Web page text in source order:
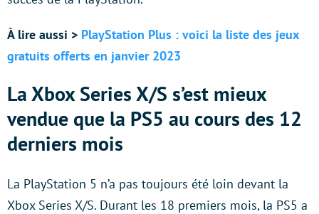
À lire aussi > PlayStation Plus : voici la liste des jeux
gratuits offerts en janvier 2023
La Xbox Series X/S s’est mieux
vendue que la PS5 au cours des 12
derniers mois
La PlayStation 5 n’a pas toujours été loin devant la
Xbox Series X/S. Durant les 18 premiers mois, la PS5 a